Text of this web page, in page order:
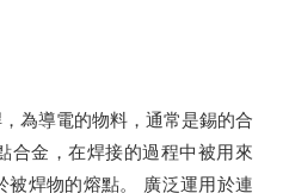
為導電的物料，通常是錫的合
合金，在焊接的過程中被用來
被焊物的熔點。 廣泛運用於連